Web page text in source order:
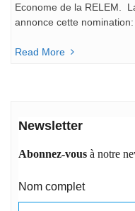
Econome de la RELEM.
annonce cette
Read More
Newsletter
Abonnez-vous à notre
Nom complet